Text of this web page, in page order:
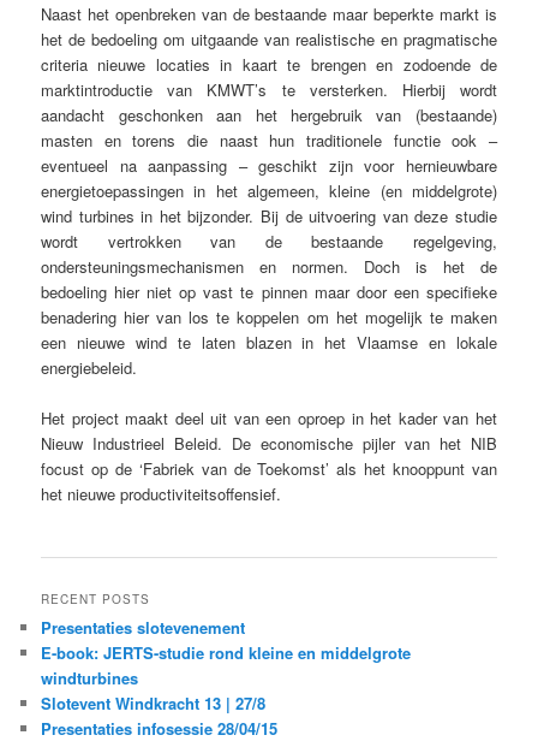
Naast het openbreken van de bestaande maar beperkte markt is
het de bedoeling om uitgaande van realistische en pragmatische
criteria nieuwe locaties in kaart te brengen en zodoende de
marktintroductie van KMWT’s te versterken. Hierbij wordt
aandacht geschonken aan het hergebruik van (bestaande)
masten en torens die naast hun traditionele functie ook –
eventueel na aanpassing – geschikt zijn voor hernieuwbare
energietoepassingen in het algemeen, kleine (en middelgrote)
wind turbines in het bijzonder. Bij de uitvoering van deze studie
wordt vertrokken van de bestaande regelgeving,
ondersteuningsmechanismen en normen. Doch is het de
bedoeling hier niet op vast te pinnen maar door een specifieke
benadering hier van los te koppelen om het mogelijk te maken
een nieuwe wind te laten blazen in het Vlaamse en lokale
energiebeleid.
Het project maakt deel uit van een oproep in het kader van het
Nieuw Industrieel Beleid. De economische pijler van het NIB
focust op de ‘Fabriek van de Toekomst’ als het knooppunt van
het nieuwe productiviteitsoffensief.
RECENT POSTS
Presentaties slotevenement
E-book: JERTS-studie rond kleine en middelgrote
windturbines
Slotevent Windkracht 13 | 27/8
Presentaties infosessie 28/04/15